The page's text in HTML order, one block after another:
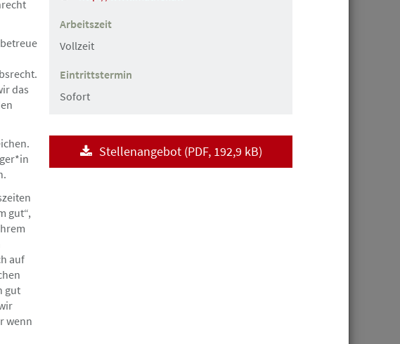
in Vollzeit
Angebot
Führungskraft (m/w/d) als
Dr. Seegers, Dr. Frankenheim Rechtsanwaltsges. mbH
Angebot
das
gut“,
auf
gut
wenn
Arbeitszeit
Vollzeit
Eintrittstermin
Sofort
Stellenangebot (PDF, 192,9 kB)